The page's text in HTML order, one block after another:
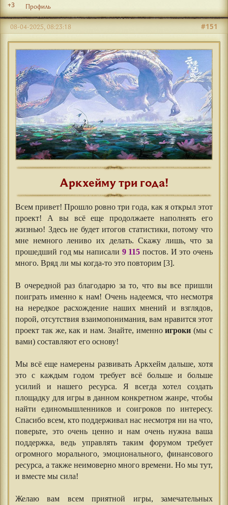
+3 Профиль
#151
08-04-2025, 08:23:18
Аркхейму три года!
Всем привет! Прошло ровно три года, как я открыл этот
проект! А вы всё еще продолжаете наполнять его
жизнью! Здесь не будет итогов статистики, потому что
мне немного лениво их делать. Скажу лишь, что за
прошедший год мы написали 9 115 постов. И это очень
много. Вряд ли мы когда-то это повторим [3].
В очередной раз благодарю за то, что вы все пришли
поиграть именно к нам! Очень надеемся, что несмотря
на нередкое расхождение наших мнений и взглядов,
порой, отсутствия взаимопонимания, вам нравится этот
проект так же, как и нам. Знайте, именноигроки (мы с
вами) составляют его основу!
Мы всё еще намерены развивать Аркхейм дальше, хотя
это с каждым годом требует всё больше и больше
усилий и нашего ресурса. Я всегда хотел создать
площадку для игры в данном конкретном жанре, чтобы
найти единомышленников и соигроков по интересу.
Спасибо всем, кто поддерживал нас несмотря ни на что,
поверьте, это очень ценно и нам очень нужна ваша
поддержка, ведь управлять таким форумом требует
огромного морального, эмоционального, финансового
ресурса, а также неимоверно много времени. Но мы тут,
и вместе мы сила!
Желаю вам всем приятной игры, замечательных